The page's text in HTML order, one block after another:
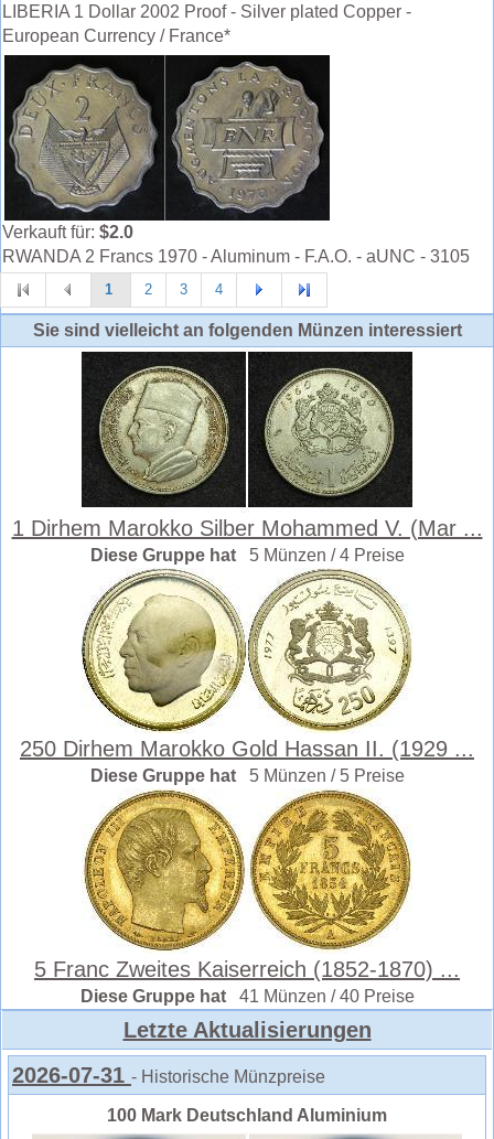
LIBERIA 1 Dollar 2002 Proof - Silver plated Copper -
European Currency / France*
Verkauft für: $2.0
RWANDA 2 Francs 1970 - Aluminum - F.A.O. - aUNC - 3105
1 2 3 4
Sie sind vielleicht an folgenden Münzen interessiert
1 Dirhem Marokko Silber Mohammed V. (Mar ...
Diese Gruppe hat 5 Münzen / 4 Preise
250 Dirhem Marokko Gold Hassan II. (1929 ...
Diese Gruppe hat 5 Münzen / 5 Preise
5 Franc Zweites Kaiserreich (1852-1870) ...
Diese Gruppe hat 41 Münzen / 40 Preise
Letzte Aktualisierungen
2026-07-31 - Historische Münzpreise
100 Mark Deutschland Aluminium